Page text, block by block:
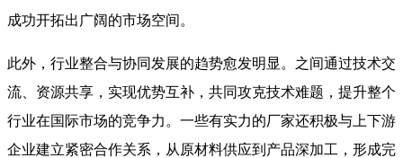
成功开拓出广阔的市场空间。​
此外，行业整合与协同发展的趋势愈发明显。之间通过技术交
流、资源共享，实现优势互补，共同攻克技术难题，提升整个
行业在国际市场的竞争力。一些有实力的厂家还积极与上下游
企业建立紧密合作关系，从原材料供应到产品深加工，形成完